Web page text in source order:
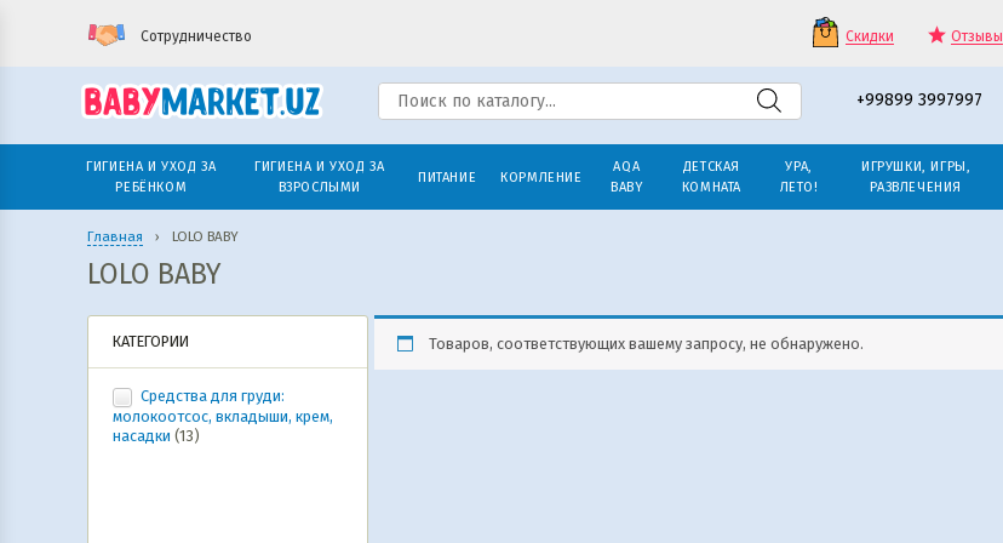
Сотрудничество Скидки Отзывы
+99899 3997997
ГИГИЕНА И УХОД ЗА
РЕБЁНКОМ
ГИГИЕНА И УХОД ЗА
ВЗРОСЛЫМИ
ПИТАНИЕ КОРМЛЕНИЕ
AQA
BABY
ДЕТСКАЯ
КОМНАТА
УРА,
ЛЕТО!
ИГРУШКИ, ИГРЫ,
РАЗВЛЕЧЕНИЯ
Главная › LOLO BABY
LOLO BABY
КАТЕГОРИИ
Средства для груди:
молокоотсос, вкладыши, крем,
насадки (13)
Товаров, соответствующих вашему запросу, не обнаружено.